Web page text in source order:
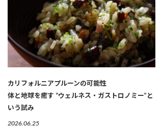
カリフォルニアプルーンの可能性
体と地球を癒す “ウェルネス・ガストロノミー”と
いう試み
2026.06.25